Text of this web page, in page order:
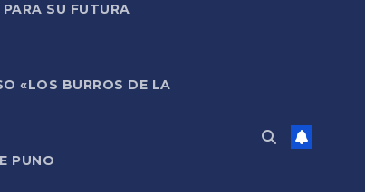
SU FUTURA
«LOS BURROS DE LA
PUNO